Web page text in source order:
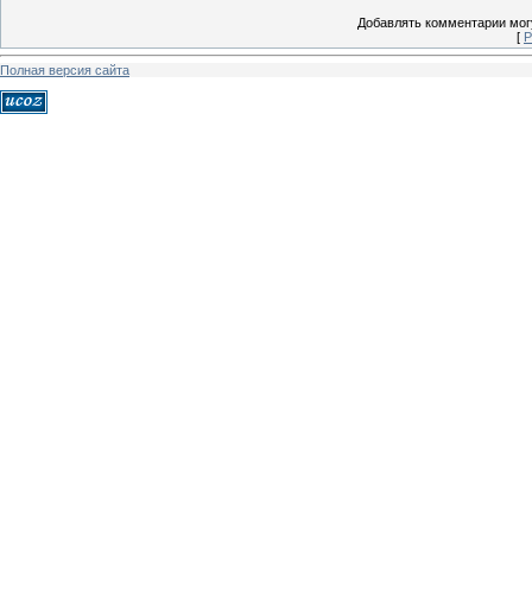
Добавлять комментарии
[
Полная версия сайта